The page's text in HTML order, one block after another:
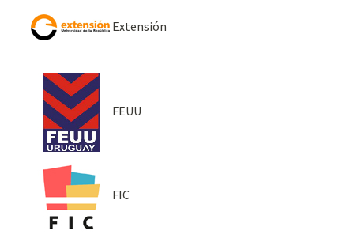
Extensión
FEUU
FIC